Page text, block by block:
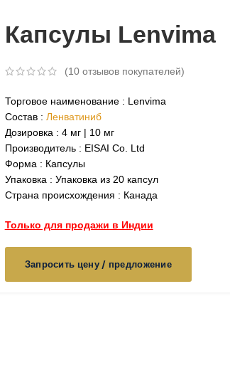
Капсулы Lenvima
(10отзывов покупателей)
Торговое наименование : Lenvima
Состав : Ленватиниб
Дозировка : 4 мг | 10 мг
Производитель : EISAI Co. Ltd
Форма : Капсулы
Упаковка : Упаковка из 20 капсул
Страна происхождения : Канада
Только для продажи в Индии
Запросить цену / предложение